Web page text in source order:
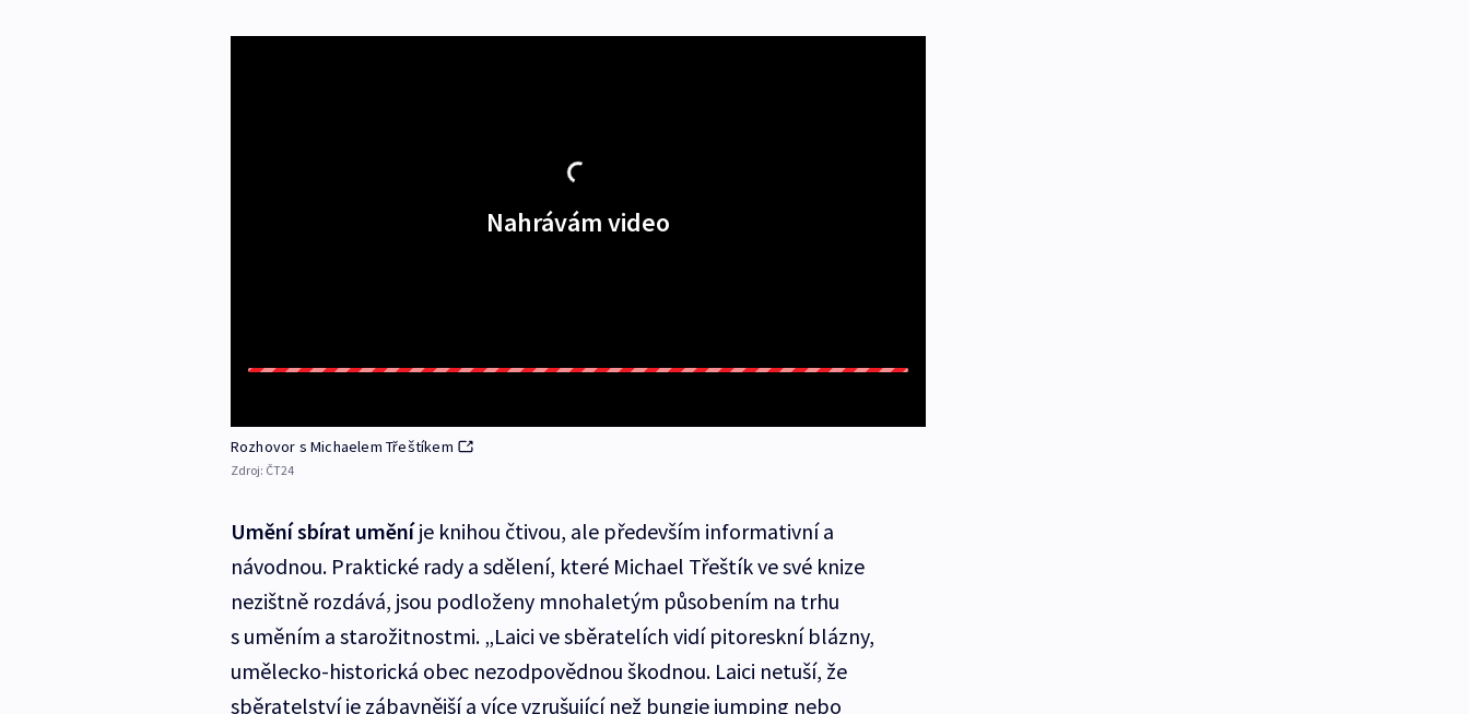
Nahrávám video
Rozhovor s Michaelem Třeštíkem
Zdroj: ČT24
Umění sbírat uměníje knihou čtivou, ale především informativní a
návodnou. Praktické rady a sdělení, které Michael Třeštík ve své knize
nezištně rozdává, jsou podloženy mnohaletým působením na trhu
s uměním a starožitnostmi. „Laici ve sběratelích vidí pitoreskní blázny,
umělecko-historická obec nezodpovědnou škodnou. Laici netuší, že
sběratelství je zábavnější a více vzrušující než bungie jumping nebo